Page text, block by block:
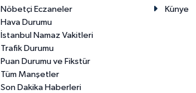
Nöbetçi Eczaneler
Hava Durumu
İstanbul Namaz Vakitleri
Trafik Durumu
Puan Durumu ve Fikstür
Tüm Manşetler
Son Dakika Haberleri
Künye